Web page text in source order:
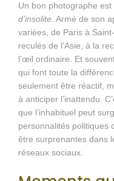
Un bon photographe
d’insolite. Armé de son
variées, de Paris à
reculés de l’Asie, à la
l’œil ordinaire. Et
qui font toute la
seulement être réactif,
à anticiper l’inattendu.
que l’inhabituel peut
personnalités politiques
être surprenantes dans
réseaux sociaux.